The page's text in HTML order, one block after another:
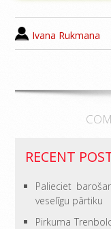
Ivana Rukmana
RECENT
Palieciet
veselīgu pārtiku
Pirkuma